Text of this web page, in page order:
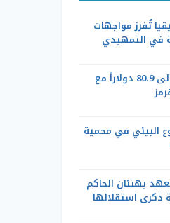
تُفرز مواجهات
في التمهيدي
خام برنت يرتفع 1.8% إلى 80.9 دولاراً مع
البيئي في محمية
يهنئان الحاكم
ذكرى استقلالها